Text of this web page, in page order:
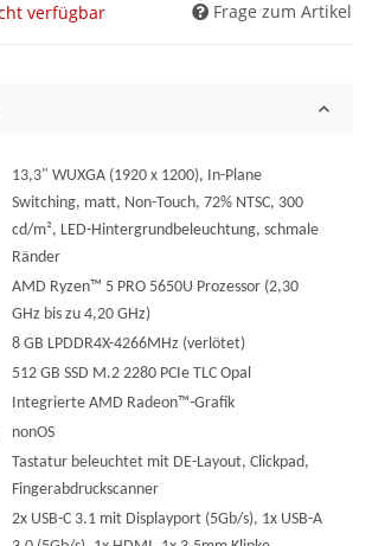
verfügbar Frage zum Artikel
13,3" WUXGA (1920 x 1200), In-Plane
Switching, matt, Non-Touch, 72% NTSC, 300
cd/m², LED-Hintergrundbeleuchtung, schmale
Ränder
AMD Ryzen™ 5 PRO 5650U Prozessor (2,30
GHz bis zu 4,20 GHz)
8 GB LPDDR4X-4266MHz (verlötet)
512 GB SSD M.2 2280 PCIe TLC Opal
Integrierte AMD Radeon™-Grafik
nonOS
Tastatur beleuchtet mit DE-Layout, Clickpad,
Fingerabdruckscanner
2x USB-C 3.1 mit Displayport (5Gb/s), 1x USB-A